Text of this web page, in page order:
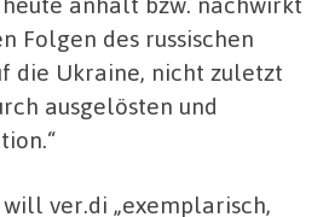
Folgen des russischen
die Ukraine, nicht zuletzt
ausgelösten und
ver.di „exemplarisch,